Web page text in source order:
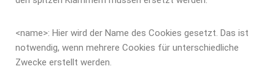
<name>: Hier wird der Name des Cookies gesetzt. Das ist
notwendig, wenn mehrere Cookies für unterschiedliche
Zwecke erstellt werden.